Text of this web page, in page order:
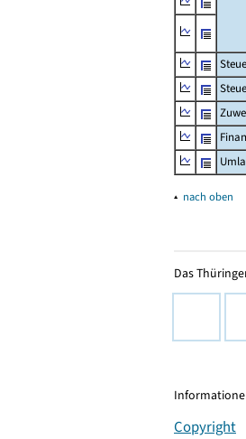
▴ nach oben
Das
Copyright